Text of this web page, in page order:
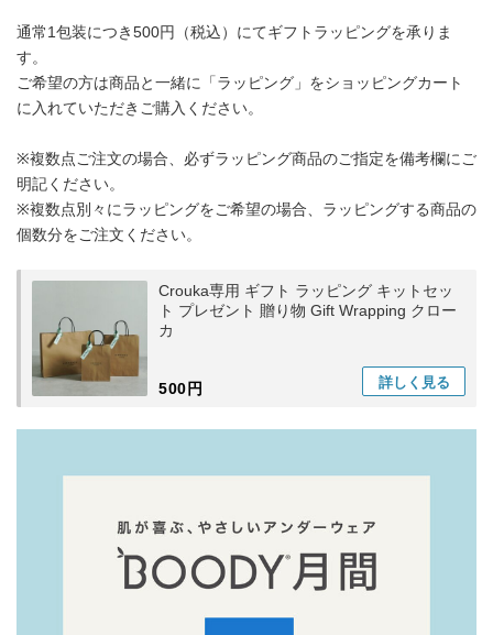
通常1包装につき500円（税込）にてギフトラッピングを承りま
す。
ご希望の方は商品と一緒に「ラッピング」をショッピングカート
に入れていただきご購入ください。
※複数点ご注文の場合、必ずラッピング商品のご指定を備考欄にご
明記ください。
※複数点別々にラッピングをご希望の場合、ラッピングする商品の
個数分をご注文ください。
Crouka専用 ギフト ラッピング キットセッ
ト プレゼント 贈り物 Gift Wrapping クロー
カ
500円 詳しく 見る